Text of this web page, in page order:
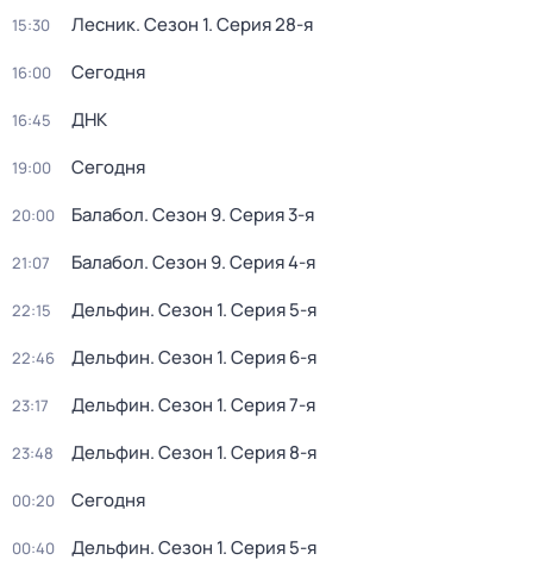
15:30 Лесник. Сезон 1. Серия 28-я
16:00 Сегодня
16:45 ДНК
19:00 Сегодня
20:00 Балабол. Сезон 9. Серия 3-я
21:07 Балабол. Сезон 9. Серия 4-я
22:15 Дельфин. Сезон 1. Серия 5-я
22:46 Дельфин. Сезон 1. Серия 6-я
23:17 Дельфин. Сезон 1. Серия 7-я
23:48 Дельфин. Сезон 1. Серия 8-я
00:20 Сегодня
00:40 Дельфин. Сезон 1. Серия 5-я